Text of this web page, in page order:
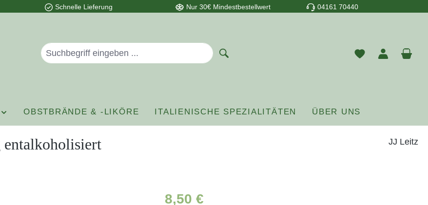
Schnelle Lieferung Nur 30€ Mindestbestellwert 04161 70440
Du hast 0
OBSTBRÄNDE & -LIKÖRE ITALIENISCHE SPEZIALITÄTEN ÜBER UNS
JJ Leitz
Regulärer Preis:
8,50 €